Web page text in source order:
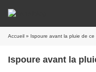
Accueil » Ispoure avant la pluie de ce
Ispoure avant la